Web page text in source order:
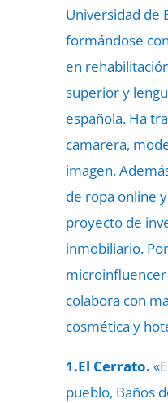
Universidad de
formándose
en
superior y
española. Ha
camarera,
imagen.
de ropa online
proyecto de
inmobiliario.
colabora con
cosmética y
1.El Cerrato.
pueblo, Baños